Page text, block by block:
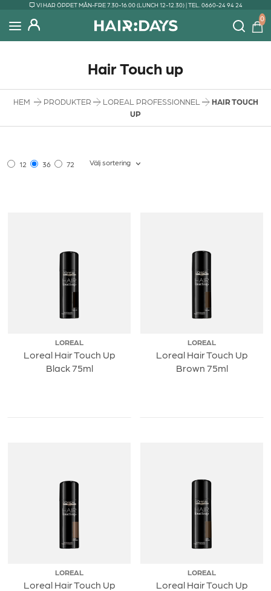
VI HAR ÖPPET MÅN-FRE 7.30-16.00 (LUNCH 12-12.30) | TEL. 0660-24 94 24
0
Hair Touch up
HEM PRODUKTER LOREAL PROFESSIONNEL
HAIR TOUCH
UP
12 36 72 Välj sortering
LOREAL
Loreal Hair Touch Up
Black 75ml
LOREAL
Loreal Hair Touch Up
Brown 75ml
LOREAL
Loreal Hair Touch Up
LOREAL
Loreal Hair Touch Up